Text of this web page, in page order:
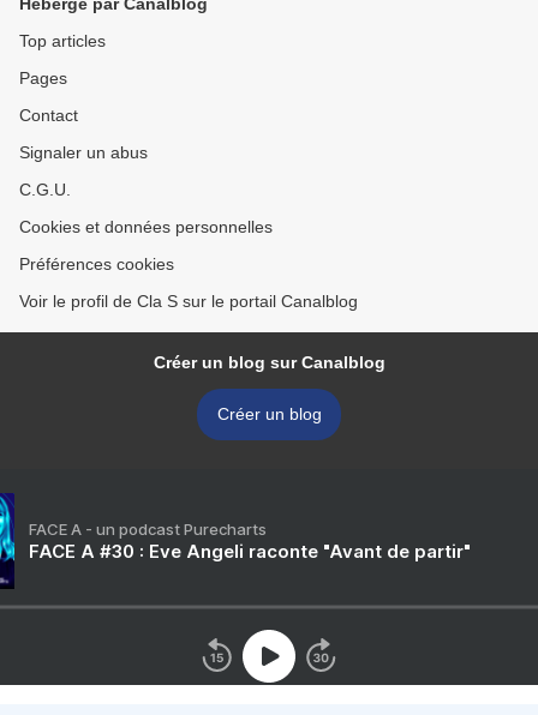
Top articles
Pages
Contact
Signaler un abus
C.G.U.
Cookies et données personnelles
Préférences cookies
Voir le profil de Cla S sur le portail Canalblog
Créer un blog sur Canalblog
Créer un blog
FACE A - un podcast Purecharts
FACE A #30 : Eve Angeli raconte "Avant de partir"